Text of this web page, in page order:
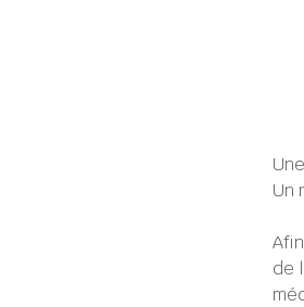
Un
de